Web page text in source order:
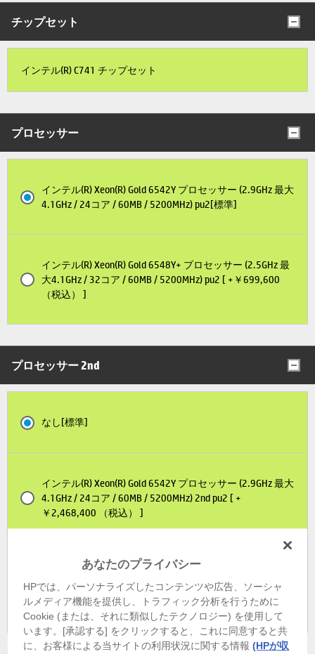
チップセット
インテル(R) C741 チップセット
プロセッサー
インテル(R) Xeon(R) Gold 6542Y プロセッサー (2.9GHz 最大
4.1GHz / 24コア / 60MB / 5200MHz) pu2[標準]
インテル(R) Xeon(R) Gold 6548Y+ プロセッサー (2.5GHz 最
大4.1GHz / 32コア / 60MB / 5200MHz) pu2 [ +￥699,600
（税込） ]
プロセッサー 2nd
なし[標準]
インテル(R) Xeon(R) Gold 6542Y プロセッサー (2.9GHz 最大
4.1GHz / 24コア / 60MB / 5200MHz) 2nd pu2 [ +
￥2,468,400 （税込） ]
インテル(R) Xeon(R) Gold 6548Y+ プロセッサー (2.5GHz 最
大4.1GHz / 32コア / 60MB / 5200MHz) 2nd pu2 [ +
￥3,168,000 （税込） ]
あなたのプライバシー
HPでは、パーソナライズしたコンテンツや広告、ソーシャ
ルメディア機能を提供し、トラフィック分析を行うために
Cookie (または、それに類似したテクノロジー) を使用して
います。[承認する] をクリックすると、これに同意すると共
に、お客様による当サイトの利用状況に関する情報(HPが収